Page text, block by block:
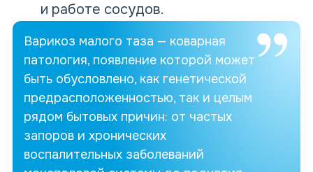
и работе сосудов.
Варикоз малого таза — коварная
патология, появление которой может
быть обусловлено, как генетической
предрасположенностью, так и целым
рядом бытовых причин: от частых
запоров и хронических
воспалительных заболеваний